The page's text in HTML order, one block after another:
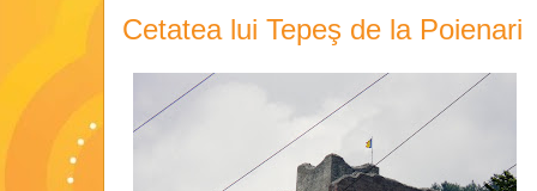
Cetatea lui Tepeş de la Poienari